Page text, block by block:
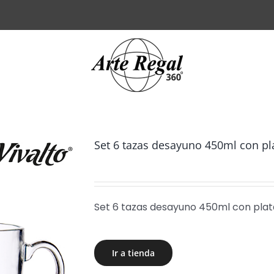
Set 6 tazas desayuno 450ml con
Set 6 tazas desayuno 450ml con
Ir a tienda